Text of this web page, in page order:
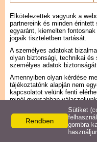
Elkötelezettek vagyunk a
partnereink és minden
egyaránt, kiemelten
jogaik tiszteletben tartását.
A személyes adatokat
olyan biztonsági, technikai
személyes adatok
Amennyiben olyan kérdése
tájékoztatónk alapján nem
kapcsolatot velünk fenti
minél gyorsabban
megfelelő megválaszolása
napon belül vállaljuk annak
Bármikor kérhet
kapcsolatban írásban
Rendben
Sütiket
gombra